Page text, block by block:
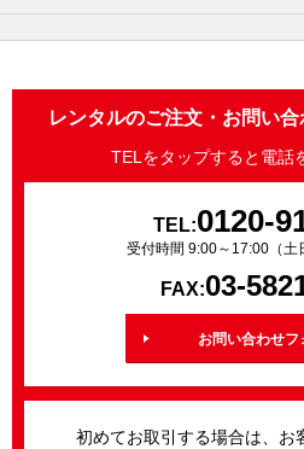
レンタルのご注文・お問い
TELをタップすると電話
TEL:0120-
受付時間 9:00～17:00（土
FAX:03-
お問い合わせフ
初めてお取引する場合は、お